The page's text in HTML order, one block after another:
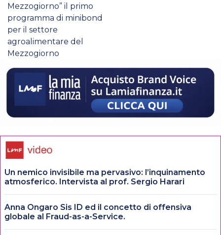
Mezzogiorno” il primo
programma di minibond
per il settore
agroalimentare del
Mezzogiorno
Un nemico invisibile ma pervasivo: l’inquinamento
atmosferico. Intervista al prof. Sergio Harari
Anna Ongaro Sis ID ed il concetto di offensiva
globale al Fraud-as-a-Service.